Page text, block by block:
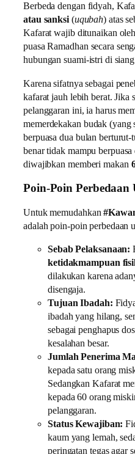
Berbeda dengan fidyah,
atau sanksi(uqubah) atas
Kafarat wajib ditunaikan
puasa Ramadhan secara
hubungan suami-istri di
Karena sifatnya sebagai
kafarat jauh lebih berat. Jika
pelanggaran ini, ia harus
memerdekakan budak (yang
berpuasa dua bulan
benar tidak mampu
diwajibkan memberi makan
Poin-Poin Perbedaan
Untuk memudahkan
adalah poin-poin perbedaan
Sebab Pelaksanaan:
ketidakmampuan
dilakukan karena
disengaja.
Tujuan Ibadah:
ibadah yang hilang,
sebagai penghapus
kesalahan besar.
Jumlah Penerima
kepada satu orang
Sedangkan Kafarat
kepada 60 orang
pelanggaran.
Status Kewajiban:
kaum yang lemah,
peringatan tegas agar